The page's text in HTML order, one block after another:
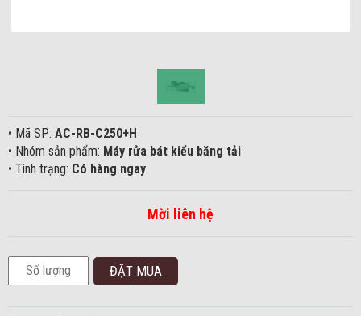
• Mã SP: AC-RB-C250+H
• Nhóm sản phẩm: Máy rửa bát kiểu băng tải
• Tình trạng: Có hàng ngay
Mời liên hệ